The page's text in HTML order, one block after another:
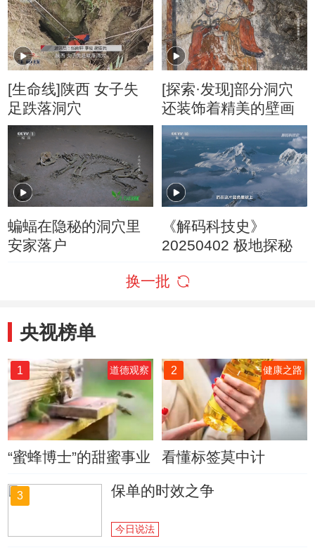
（上）
[生命线]陕西 女子失
足跌落洞穴
[探索·发现]部分洞穴
还装饰着精美的壁画
蝙蝠在隐秘的洞穴里
安家落户
《解码科技史》
20250402 极地探秘
换一批
央视榜单
1 道德观察
“蜜蜂博士”的甜蜜事业
2 健康之路
看懂标签莫中计
3 保单的时效之争
今日说法